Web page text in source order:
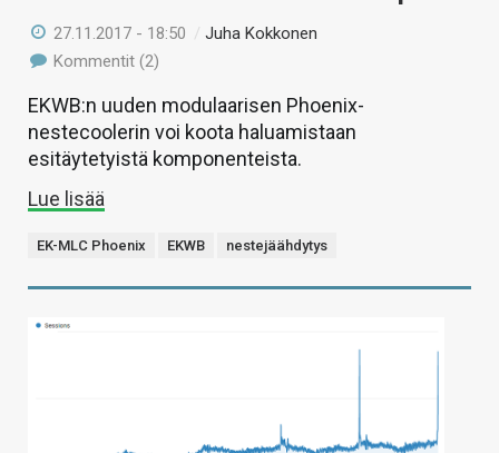
27.11.2017 - 18:50 /Juha Kokkonen
Kommentit (2)
EKWB:n uuden modulaarisen Phoenix-
nestecoolerin voi koota haluamistaan
esitäytetyistä komponenteista.
Lue lisää
EK-MLC Phoenix EKWB nestejäähdytys